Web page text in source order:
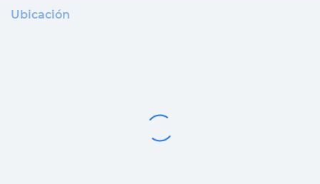
Ubicación